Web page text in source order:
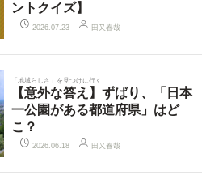
ントクイズ】
2026.07.23 田又春哉
「地域らしさ」を見つけに行く
【意外な答え】ずばり、「日本
一公園がある都道府県」はど
こ？
2026.06.18 田又春哉